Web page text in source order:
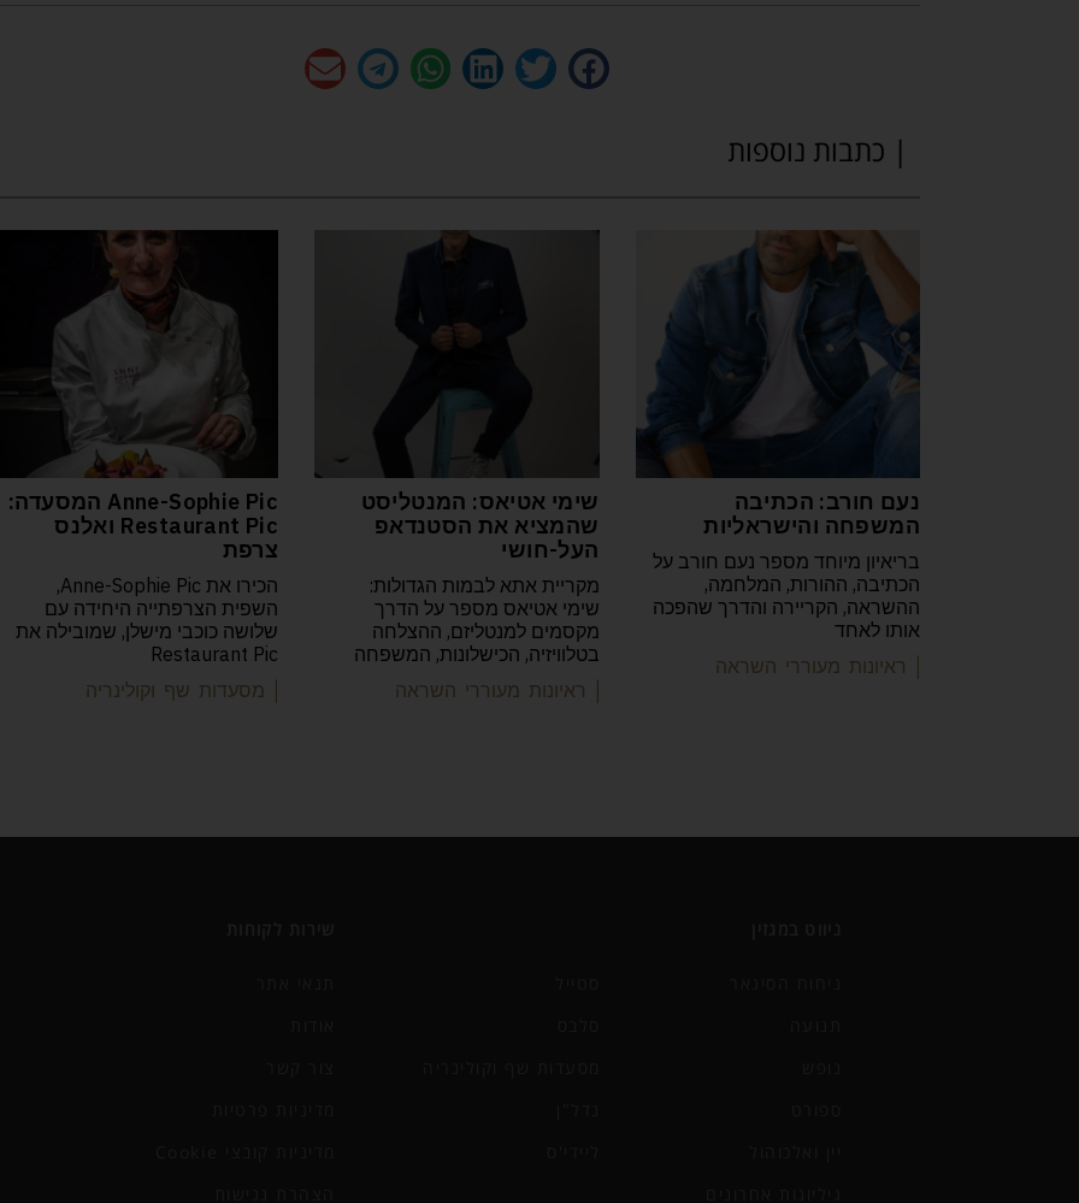
| כתבות נוספות
נעם חורב: הכתיבה
המשפחה והישראליות
בריאיון מיוחד מספר נעם חורב על
הכתיבה, ההורות, המלחמה,
ההשראה, הקריירה והדרך שהפכה
אותו לאחד
| ראיונות מעוררי השראה
שימי אטיאס: המנטליסט
שהמציא את הסטנדאפ
העל-חושי
מקריית אתא לבמות הגדולות:
שימי אטיאס מספר על הדרך
מקסמים למנטליזם, ההצלחה
בטלוויזיה, הכישלונות, המשפחה
| ראיונות מעוררי השראה
Anne-Sophie Pic המסעדה:
Restaurant Pic ואלנס
צרפת
הכירו את Anne-Sophie Pic,
השפית הצרפתייה היחידה עם
שלושה כוכבי מישלן, שמובילה את
Restaurant Pic
| מסעדות שף וקולינריה